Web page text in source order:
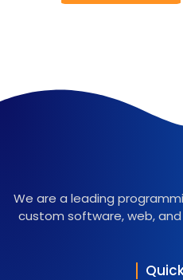
We are a leading
custom software, web,